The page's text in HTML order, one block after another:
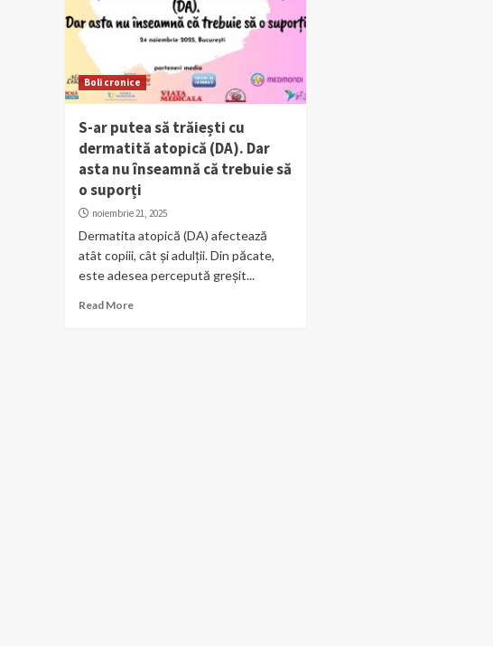
Boli cronice
S-ar putea să trăiești cu
dermatită atopică (DA). Dar
asta nu înseamnă că trebuie să
o suporți
noiembrie 21, 2025
Dermatita atopică (DA) afectează
atât copiii, cât și adulții. Din păcate,
este adesea percepută greșit...
Read More